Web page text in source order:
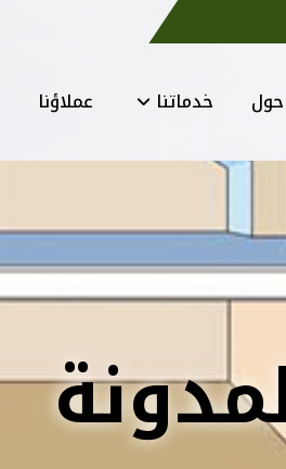
حول خدماتنا عملاؤنا